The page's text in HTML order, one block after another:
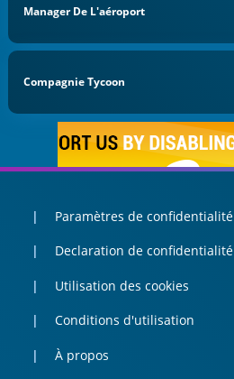
Manager De L'aéroport
Compagnie Tycoon
Paramètres de confidentialité
Declaration de confidentialité
Utilisation des cookies
Conditions d'utilisation
À propos